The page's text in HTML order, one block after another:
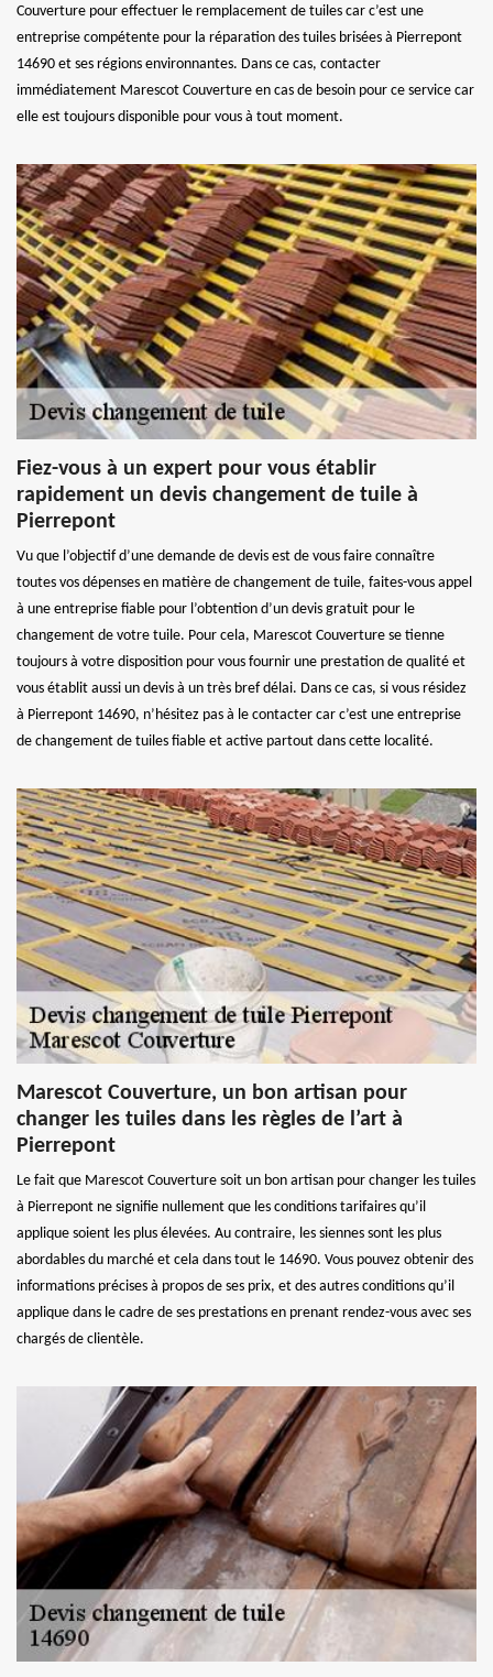
Couverture pour effectuer le remplacement de tuiles car c’est une
entreprise compétente pour la réparation des tuiles brisées à Pierrepont
14690 et ses régions environnantes. Dans ce cas, contacter
immédiatement Marescot Couverture en cas de besoin pour ce service car
elle est toujours disponible pour vous à tout moment.
Fiez-vous à un expert pour vous établir
rapidement un devis changement de tuile à
Pierrepont
Vu que l’objectif d’une demande de devis est de vous faire connaître
toutes vos dépenses en matière de changement de tuile, faites-vous appel
à une entreprise fiable pour l’obtention d’un devis gratuit pour le
changement de votre tuile. Pour cela, Marescot Couverture se tienne
toujours à votre disposition pour vous fournir une prestation de qualité et
vous établit aussi un devis à un très bref délai. Dans ce cas, si vous résidez
à Pierrepont 14690, n’hésitez pas à le contacter car c’est une entreprise
de changement de tuiles fiable et active partout dans cette localité.
Marescot Couverture, un bon artisan pour
changer les tuiles dans les règles de l’art à
Pierrepont
Le fait que Marescot Couverture soit un bon artisan pour changer les tuiles
à Pierrepont ne signifie nullement que les conditions tarifaires qu’il
applique soient les plus élevées. Au contraire, les siennes sont les plus
abordables du marché et cela dans tout le 14690. Vous pouvez obtenir des
informations précises à propos de ses prix, et des autres conditions qu’il
applique dans le cadre de ses prestations en prenant rendez-vous avec ses
chargés de clientèle.